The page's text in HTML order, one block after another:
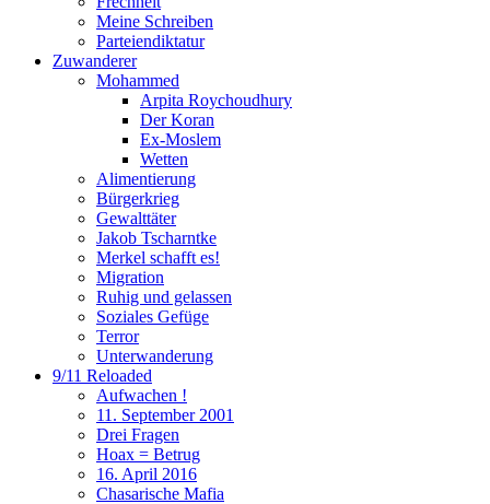
Meine Schreiben
Parteiendiktatur
Zuwanderer
Mohammed
Arpita Roychoudhury
Der Koran
Ex-Moslem
Wetten
Alimentierung
Bürgerkrieg
Gewalttäter
Jakob Tscharntke
Merkel schafft es!
Migration
Ruhig und gelassen
Soziales Gefüge
Terror
Unterwanderung
9/11 Reloaded
Aufwachen !
11. September 2001
Drei Fragen
Hoax = Betrug
16. April 2016
Chasarische Mafia